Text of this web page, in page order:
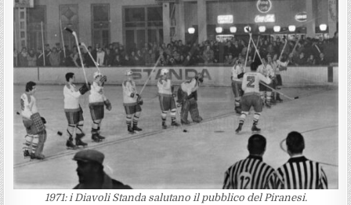
1971: i Diavoli Standa salutano il pubblico del Piranesi.